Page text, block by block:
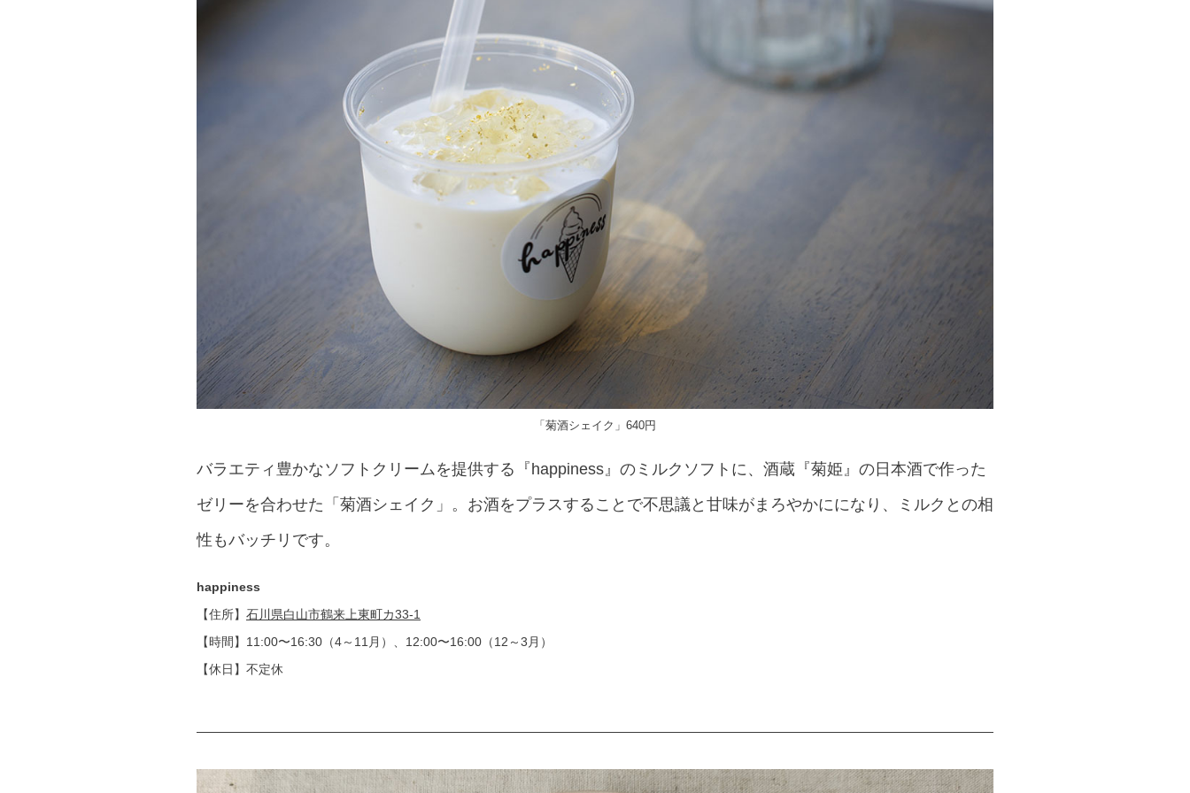
「菊酒シェイク」640円
バラエティ豊かなソフトクリームを提供する『happiness』のミルクソフトに、酒蔵『菊姫』の日本酒で作った
ゼリーを合わせた「菊酒シェイク」。お酒をプラスすることで不思議と甘味がまろやかにになり、ミルクとの相
性もバッチリです。
happiness
【住所】 石川県白山市鶴来上東町カ33-1
【時間】11:00〜16:30（4～11月）、12:00〜16:00（12～3月）
【休日】不定休